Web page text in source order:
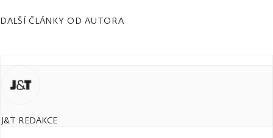
DALŠÍ ČLÁNKY OD AUTORA
J&T REDAKCE